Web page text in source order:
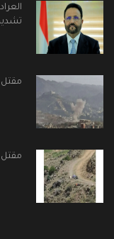
مقتل وجرح 3
مقتل